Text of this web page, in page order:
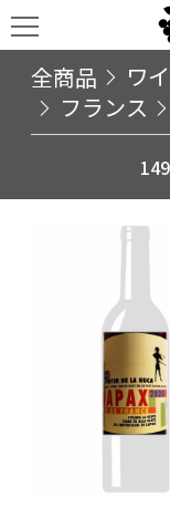
全商品 ワ
フランス
149